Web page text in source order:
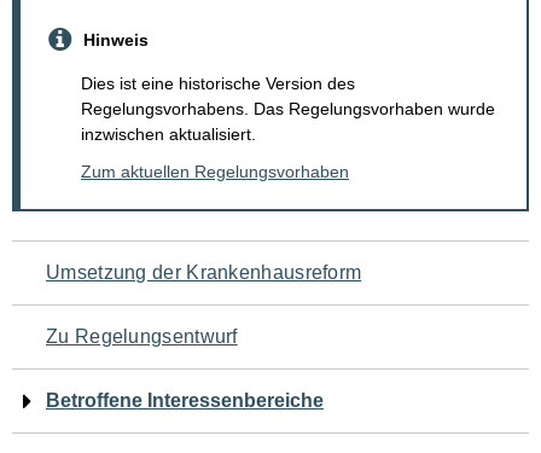
Hinweis
Dies ist eine historische Version des
Regelungsvorhabens. Das Regelungsvorhaben wurde
inzwischen aktualisiert.
Zum aktuellen Regelungsvorhaben
Navigation
für
den
Seiteninhalt
Umsetzung der Krankenhausreform
Zu Regelungsentwurf
Betroffene Interessenbereiche